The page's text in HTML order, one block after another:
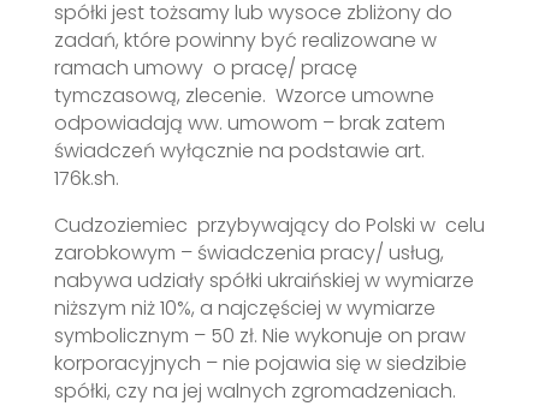
spółki jest tożsamy lub wysoce zbliżony do
zadań, które powinny być realizowane w
ramach umowy o pracę/ pracę
tymczasową, zlecenie. Wzorce umowne
odpowiadają ww. umowom – brak zatem
świadczeń wyłącznie na podstawie art.
176k.sh.
Cudzoziemiec przybywający do Polski w celu
zarobkowym – świadczenia pracy/ usług,
nabywa udziały spółki ukraińskiej w wymiarze
niższym niż 10%, a najczęściej w wymiarze
symbolicznym – 50 zł. Nie wykonuje on praw
korporacyjnych – nie pojawia się w siedzibie
spółki, czy na jej walnych zgromadzeniach.